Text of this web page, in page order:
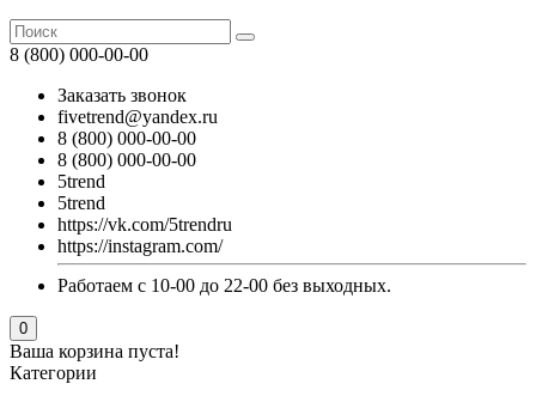
8 (800) 000-00-00
Заказать звонок
fivetrend@yandex.ru
8 (800) 000-00-00
8 (800) 000-00-00
5trend
5trend
https://vk.com/5trendru
https://instagram.com/
Работаем с 10-00 до 22-00 без выходных.
0
Ваша корзина пуста!
Категории